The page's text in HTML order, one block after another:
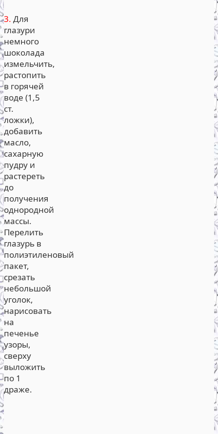
3. Для
глазури
немного
шоколада
измельчить,
растопить
в горячей
воде (1,5
ст.
ложки),
добавить
масло,
сахарную
пудру и
растереть
до
получения
однородной
массы.
Перелить
глазурь в
полиэтиленовый
пакет,
срезать
небольшой
уголок,
нарисовать
на
печенье
узоры,
сверху
выложить
по 1
драже.